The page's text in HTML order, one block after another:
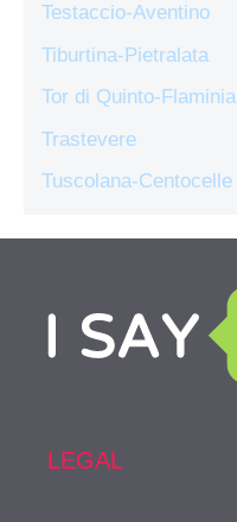
Testaccio-Aventino
Tiburtina-Pietralata
Tor di Quinto-Flaminia
Trastevere
Tuscolana-Centocelle
LEGAL